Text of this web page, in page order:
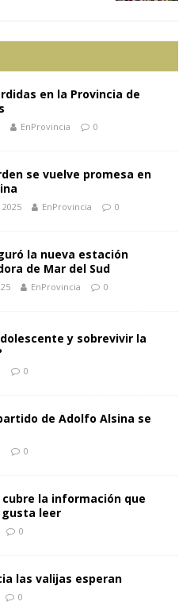
en la Provincia de
EnProvincia 0
se vuelve promesa en
EnProvincia 0
la nueva estación
de Mar del Sud
EnProvincia 0
y sobrevivir la
0
de Adolfo Alsina se
0
cubre la información que
leer
0
las valijas esperan
0